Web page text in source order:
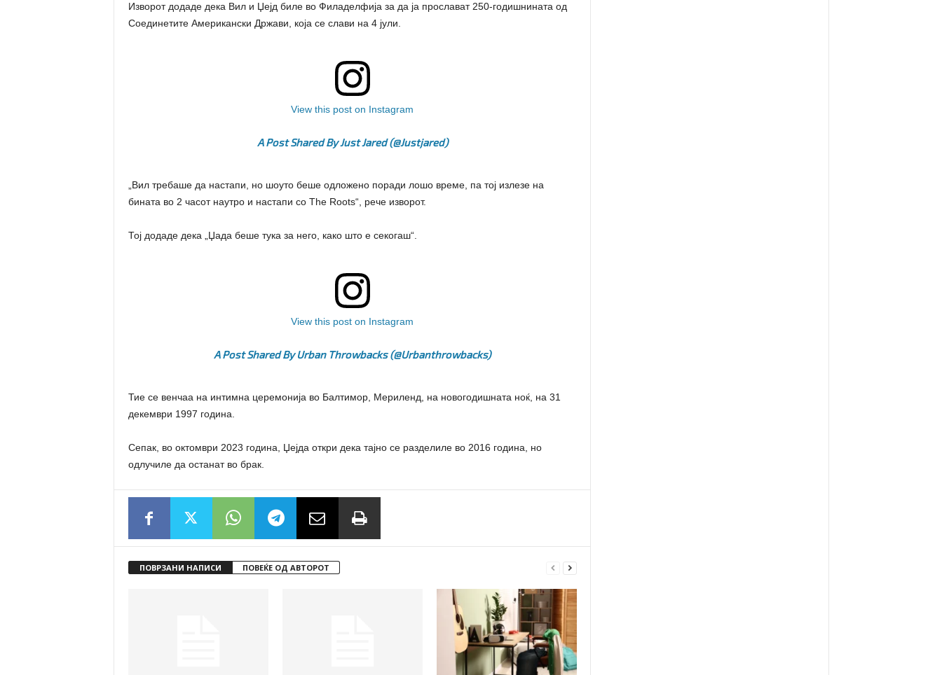
Изворот додаде дека Вил и Џејд биле во Филаделфија за да ја прослават 250-годишнината од
Соединетите Американски Држави, која се слави на 4 јули.
View this post on Instagram
A Post Shared By Just Jared (@justjared)
„Вил требаше да настапи, но шоуто беше одложено поради лошо време, па тој излезе на
бината во 2 часот наутро и настапи со The Roots“, рече изворот.
Тој додаде дека „Џада беше тука за него, како што е секогаш“.
View this post on Instagram
A Post Shared By Urban Throwbacks (@urbanthrowbacks)
Тие се венчаа на интимна церемонија во Балтимор, Мериленд, на новогодишната ноќ, на 31
декември 1997 година.
Сепак, во октомври 2023 година, Џејда откри дека тајно се разделиле во 2016 година, но
одлучиле да останат во брак.
ПОВРЗАНИ НАПИСИ ПОВЕЌЕ ОД АВТОРОТ